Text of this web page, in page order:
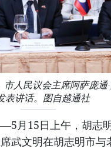
人民议会主席阿萨庞通
表讲话。图自越通社
月15日上午，胡志
武文明在胡志明市与